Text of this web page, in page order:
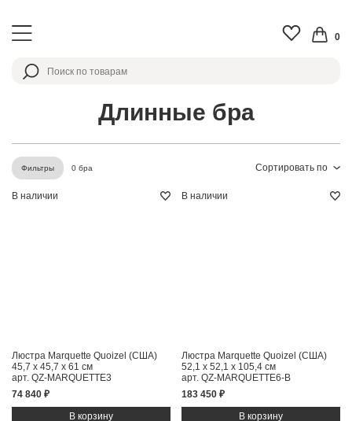
0
Длинные бра
Сортировать по
Фильтры 0 бра
В наличии
Люстра Marquette Quoizel (США)
45,7 x 45,7 x 61 см
арт. QZ-MARQUETTE3
74 840 ₽
В наличии
Люстра Marquette Quoizel (США)
52,1 x 52,1 x 105,4 см
арт. QZ-MARQUETTE6-B
183 450 ₽